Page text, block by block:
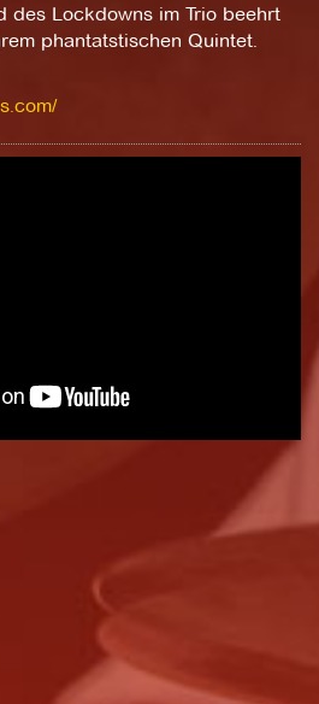
des Lockdowns im Trio beehrt
phantatstischen Quintet.